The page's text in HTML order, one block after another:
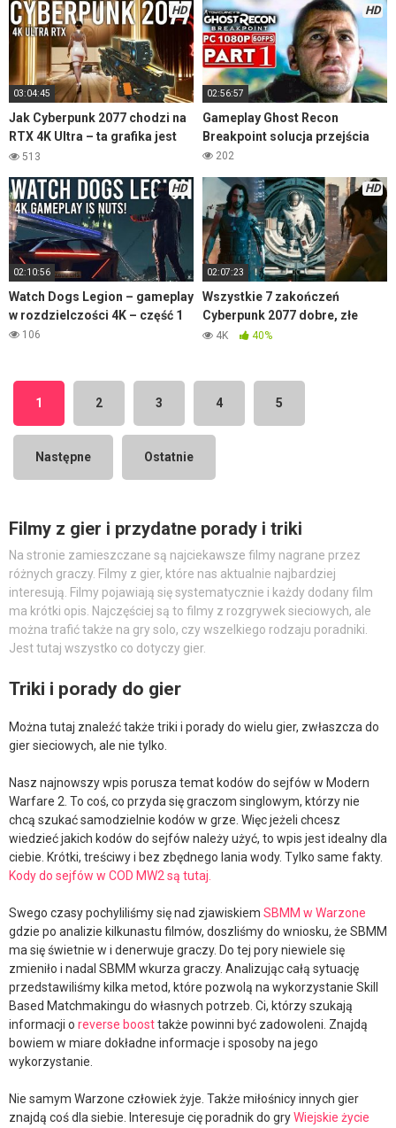
HD
03:04:45
Jak Cyberpunk 2077 chodzi na
RTX 4K Ultra – ta grafika jest
szalona – część 2
513
HD
02:56:57
Gameplay Ghost Recon
Breakpoint solucja przejścia
202
HD
02:10:56
Watch Dogs Legion – gameplay
w rozdzielczości 4K – część 1
106
HD
02:07:23
Wszystkie 7 zakończeń
Cyberpunk 2077 dobre, złe
oraz tajne
4K 40%
1 2 3 4 5
Następne Ostatnie
Filmy z gier i przydatne porady i triki
Na stronie zamieszczane są najciekawsze filmy nagrane przez
różnych graczy. Filmy z gier, które nas aktualnie najbardziej
interesują. Filmy pojawiają się systematycznie i każdy dodany film
ma krótki opis. Najczęściej są to filmy z rozgrywek sieciowych, ale
można trafić także na gry solo, czy wszelkiego rodzaju poradniki.
Jest tutaj wszystko co dotyczy gier.
Triki i porady do gier
Można tutaj znaleźć także triki i porady do wielu gier, zwłaszcza do
gier sieciowych, ale nie tylko.
Nasz najnowszy wpis porusza temat kodów do sejfów w Modern
Warfare 2. To coś, co przyda się graczom singlowym, którzy nie
chcą szukać samodzielnie kodów w grze. Więc jeżeli chcesz
wiedzieć jakich kodów do sejfów należy użyć, to wpis jest idealny dla
ciebie. Krótki, treściwy i bez zbędnego lania wody. Tylko same fakty.
Kody do sejfów w COD MW2 są tutaj.
Swego czasy pochyliliśmy się nad zjawiskiem SBMM w Warzone
gdzie po analizie kilkunastu filmów, doszliśmy do wniosku, że SBMM
ma się świetnie w i denerwuje graczy. Do tej pory niewiele się
zmieniło i nadal SBMM wkurza graczy. Analizując całą sytuację
przedstawiliśmy kilka metod, które pozwolą na wykorzystanie Skill
Based Matchmakingu do własnych potrzeb. Ci, którzy szukają
informacji o reverse boosttakże powinni być zadowoleni. Znajdą
bowiem w miare dokładne informacje i sposoby na jego
wykorzystanie.
Nie samym Warzone człowiek żyje. Także miłośnicy innych gier
znajdą coś dla siebie. Interesuje cię poradnik do gryWiejskie życie